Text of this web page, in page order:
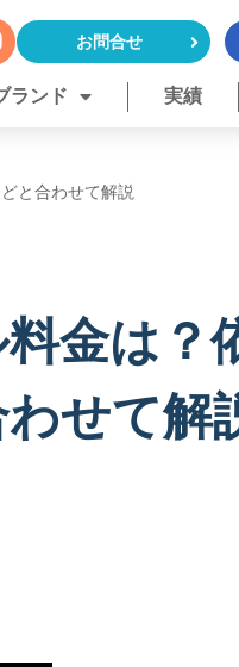
お問合せ
ランド 実績
と合わせて解説
金は？
せて解